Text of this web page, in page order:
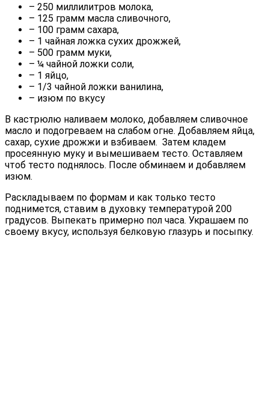
– 250 миллилитров молока,
– 125 грамм масла сливочного,
– 100 грамм сахара,
– 1 чайная ложка сухих дрожжей,
– 500 грамм муки,
– ¼ чайной ложки соли,
– 1 яйцо,
– 1/3 чайной ложки ванилина,
– изюм по вкусу
В кастрюлю наливаем молоко, добавляем сливочное
масло и подогреваем на слабом огне. Добавляем яйца,
сахар, сухие дрожжи и взбиваем. Затем кладем
просеянную муку и вымешиваем тесто. Оставляем
чтоб тесто поднялось. После обминаем и добавляем
изюм.
Раскладываем по формам и как только тесто
поднимется, ставим в духовку температурой 200
градусов. Выпекать примерно пол часа. Украшаем по
своему вкусу, используя белковую глазурь и посыпку.